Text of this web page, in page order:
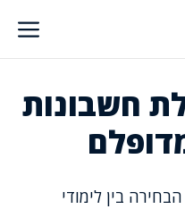
חשבונות
בין לימודי